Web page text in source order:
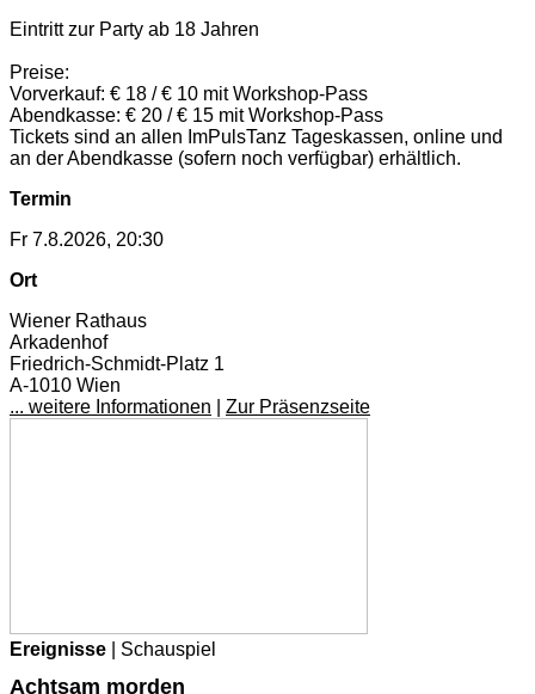
Eintritt zur Party ab 18 Jahren
Preise:
Vorverkauf: € 18 / € 10 mit Workshop-Pass
Abendkasse: € 20 / € 15 mit Workshop-Pass
Tickets sind an allen ImPulsTanz Tageskassen, online und
an der Abendkasse (sofern noch verfügbar) erhältlich.
Termin
Fr 7.8.2026, 20:30
Ort
Wiener Rathaus
Arkadenhof
Friedrich-Schmidt-Platz 1
A-1010 Wien
... weitere Informationen
Zur Präsenzseite
Ereignisse | Schauspiel
Achtsam morden